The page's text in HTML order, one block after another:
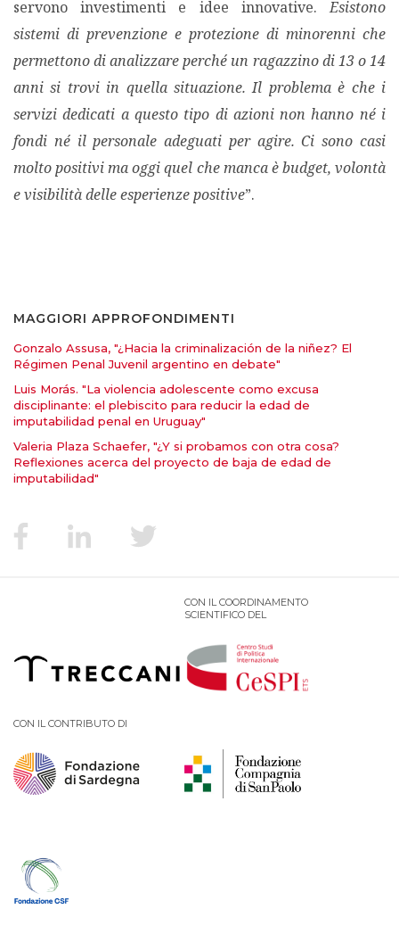
servono investimenti e idee innovative. Esistono
sistemi di prevenzione e protezione di minorenni che
permettono di analizzare perché un ragazzino di 13 o 14
anni si trovi in quella situazione. Il problema è che i
servizi dedicati a questo tipo di azioni non hanno né i
fondi né il personale adeguati per agire. Ci sono casi
molto positivi ma oggi quel che manca è budget, volontà
e visibilità delle esperienze positive”.
MAGGIORI APPROFONDIMENTI
Gonzalo Assusa, "¿Hacia la criminalización de la niñez? El
Régimen Penal Juvenil argentino en debate"
Luis Morás. "La violencia adolescente como excusa
disciplinante: el plebiscito para reducir la edad de
imputabilidad penal en Uruguay"
Valeria Plaza Schaefer, "¿Y si probamos con otra cosa?
Reflexiones acerca del proyecto de baja de edad de
imputabilidad"
CON IL COORDINAMENTO
SCIENTIFICO DEL
CON IL CONTRIBUTO DI